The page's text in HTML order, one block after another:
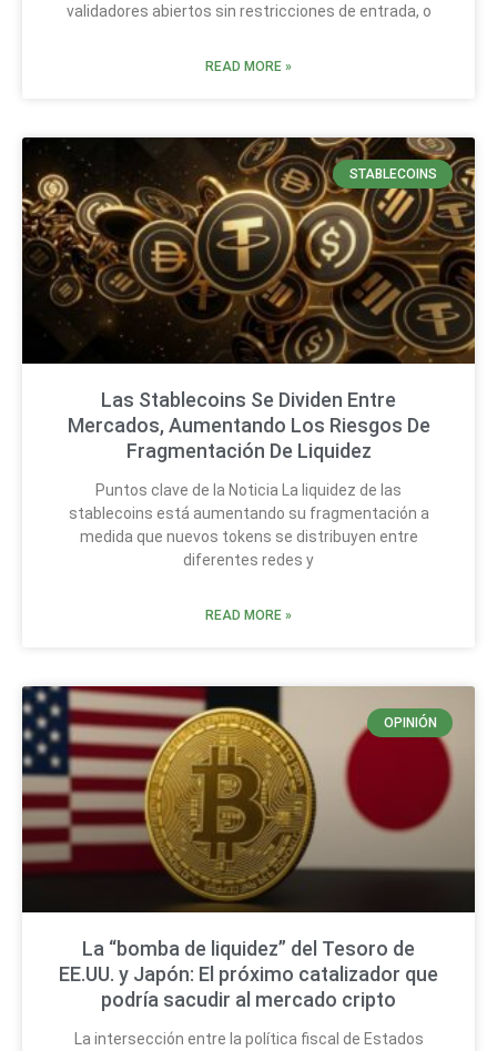
validadores abiertos sin restricciones de entrada, o
READ MORE »
STABLECOINS
Las Stablecoins Se Dividen Entre
Mercados, Aumentando Los Riesgos De
Fragmentación De Liquidez
Puntos clave de la Noticia La liquidez de las
stablecoins está aumentando su fragmentación a
medida que nuevos tokens se distribuyen entre
diferentes redes y
READ MORE »
OPINIÓN
La “bomba de liquidez” del Tesoro de
EE.UU. y Japón: El próximo catalizador que
podría sacudir al mercado cripto
La intersección entre la política fiscal de Estados